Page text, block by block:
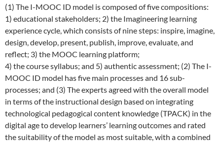
(1) The I-MOOC ID model is composed of five compositions:
1) educational stakeholders; 2) the Imagineering learning
experience cycle, which consists of nine steps: inspire, imagine,
design, develop, present, publish, improve, evaluate, and
reflect; 3) the MOOC learning platform;
4) the course syllabus; and 5) authentic assessment; (2) The I-
MOOC ID model has five main processes and 16 sub-
processes; and (3) The experts agreed with the overall model
in terms of the instructional design based on integrating
technological pedagogical content knowledge (TPACK) in the
digital age to develop learners’ learning outcomes and rated
the suitability of the model as most suitable, with a combined